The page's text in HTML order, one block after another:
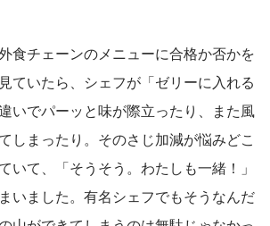
食チェーンのメニューに合格か否かを
ていたら、シェフが「ゼリーに入れる
いでパーッと味が際立ったり、また風
しまったり。そのさじ加減が悩みどこ
いて、「そうそう。わたしも一緒！」
いました。有名シェフでもそうなんだ